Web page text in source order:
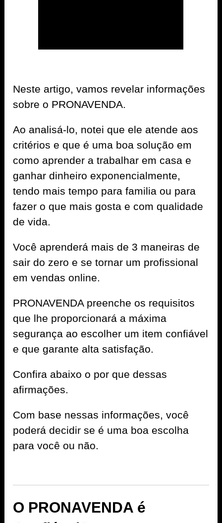
Neste artigo, vamos revelar informações
sobre o PRONAVENDA.
Ao analisá-lo, notei que ele atende aos
critérios e que é uma boa solução em
como aprender a trabalhar em casa e
ganhar dinheiro exponencialmente,
tendo mais tempo para familia ou para
fazer o que mais gosta e com qualidade
de vida.
Você aprenderá mais de 3 maneiras de
sair do zero e se tornar um profissional
em vendas online.
PRONAVENDA preenche os requisitos
que lhe proporcionará a máxima
segurança ao escolher um item confiável
e que garante alta satisfação.
Confira abaixo o por que dessas
afirmações.
Com base nessas informações, você
poderá decidir se é uma boa escolha
para você ou não.
O PRONAVENDA é